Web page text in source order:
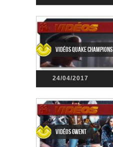
Vidéos Quake Champions
24/04/2017
Vidéos Gwent